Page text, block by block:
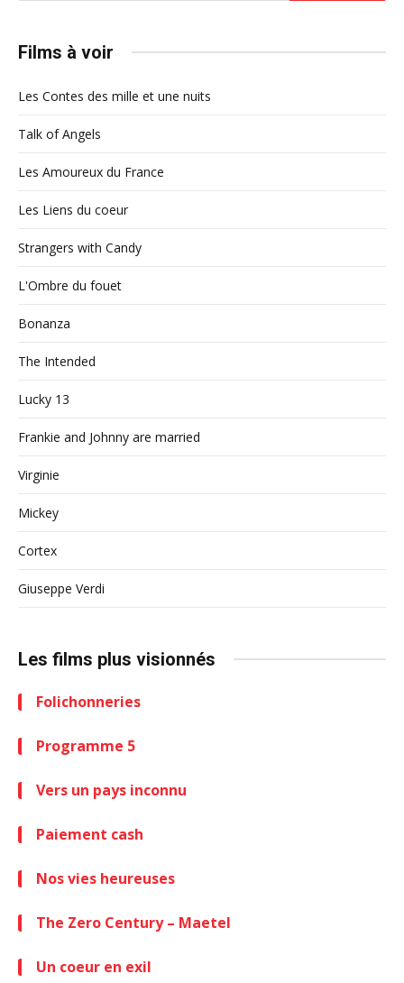
Films à voir
Les Contes des mille et une nuits
Talk of Angels
Les Amoureux du France
Les Liens du coeur
Strangers with Candy
L'Ombre du fouet
Bonanza
The Intended
Lucky 13
Frankie and Johnny are married
Virginie
Mickey
Cortex
Giuseppe Verdi
Les films plus visionnés
Folichonneries
Programme 5
Vers un pays inconnu
Paiement cash
Nos vies heureuses
The Zero Century – Maetel
Un coeur en exil